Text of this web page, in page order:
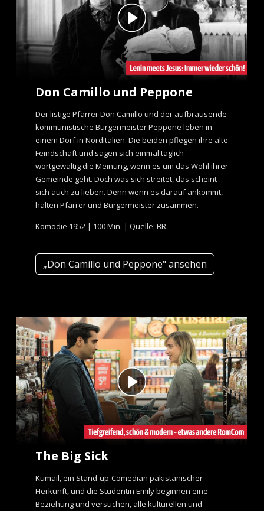
Don Camillo und Peppone
Der listige Pfarrer Don Camillo und der aufbrausende
kommunistische Bürgermeister Peppone leben in
einem Dorf in Norditalien. Die beiden pflegen ihre alte
Feindschaft und sagen sich einmal täglich
wortgewaltig die Meinung, wenn es um das Wohl ihrer
Gemeinde geht. Doch was sich streitet, das scheint
sich auch zu lieben. Denn wenn es darauf ankommt,
halten Pfarrer und Bürgermeister zusammen.
Komödie 1952 | 100 Min. | Quelle: BR
„Don Camillo und Peppone" ansehen
The Big Sick
Kumail, ein Stand-up-Comedian pakistanischer
Herkunft, und die Studentin Emily beginnen eine
Beziehung und versuchen, alle kulturellen und